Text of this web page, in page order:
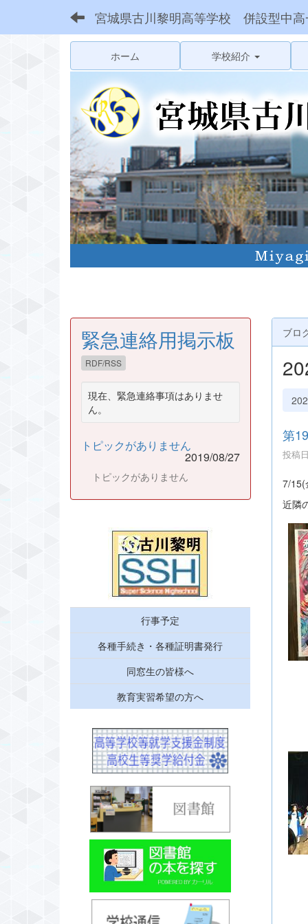
宮城県古川黎明高等学校 併設型中高
ホーム 学校紹介
ブロ
第
投稿
7/15(
近隣
緊急連絡用掲示板
RDF/RSS
現在、緊急連絡事項はありませ
ん。
トピックがありません
2019/08/27
トピックがありません
行事予定
各種手続き・各種証明書発行
同窓生の皆様へ
教育実習希望の方へ